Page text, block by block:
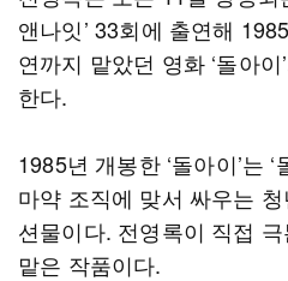
앤나잇’ 33회에 출연해
연까지 맡았던 영화 ‘돌아
한다.
1985년 개봉한 ‘돌아이’는
마약 조직에 맞서 싸우는
션물이다. 전영록이 직접
맡은 작품이다.